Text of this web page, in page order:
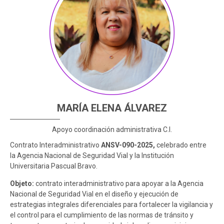
Participación Ciudadana
Sistemas de Información Innovación – SIISMED
SIRMED
Educación Continua
Documentos para contratación
Certificados contractuales
MARÍA ELENA ÁLVAREZ
Apoyo coordinación administrativa C.I.
Contrato Interadministrativo ANSV-090-2025, celebrado entre
la Agencia Nacional de Seguridad Vial y la Institución
Universitaria Pascual Bravo.
Objeto: contrato interadministrativo para apoyar a la Agencia
Nacional de Seguridad Vial en el diseño y ejecución de
estrategias integrales diferenciales para fortalecer la vigilancia y
el control para el cumplimiento de las normas de tránsito y